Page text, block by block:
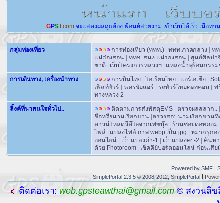
GPStt.com จะแสดงผลถูกต้อง ฟ้อนต์สวยงาม เข้าเว็บได้เร็ว เมื่อท่า
กลุ่มท่องเที่ยว การท่องเที่ยว (ททท.) | ททท.ภาคกลาง | ท
แม่ฮ่องสอน | ททท. สนง.แม่ฮ่องสอน | ศูนย์ศิลปา
ชาติ | เว็บโครงการหลวงฯ | แหล่งน้ำพุร้อนธรร
การเดินทาง, เครื่องนำทาง
การบินไทย | โอเรี่ยนไทย | แอร์เอเชีย |
เฟิสท์ทัวร์ | นครชัยแอร์ | รถทัวร์ไทยดอทคอม | ฟ
ทางหลวง 2
ลิ้งค์ที่น่าสนใจทั่วไป..
ติดตามการส่งพัสดุEMS | ตรวจผลสลาก..
|
ชื่อหรือนามเรียกขาน |ตรวจสอบนามเรียกขานที่
ดาวน์โหลดวีดีโอจากเฟซบุ๊ค | ร้านซ่อมดอทคอม |
ไฟล์ | แปลงไฟล์ ภาพ webp เป็น jpg | หมากรุกอ
ออนไลน์ | เว็บแปลงค่า-1 | เว็บแปลงค่า-2 | ค้นห
ด้วย Photoroom | เช็คคีย์บอร์ดออนไลน์ ก่อนเสีย
Powered by SMF |
SimplePortal 2.3.5 © 2008-2012, SimplePortal |
ติดต่อเรา: web.gpsteawthai@gmail.com © สงวนลิข